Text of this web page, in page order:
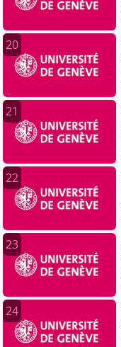
20
21
22
23
24